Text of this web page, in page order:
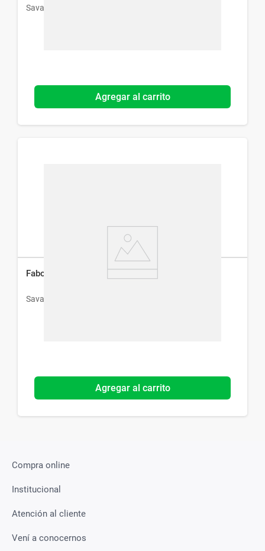
Savant Pharm
Agregar al carrito
Fabogesic Niños Sabor Tutti Frutti x 100 ml
Savant Pharm
Agregar al carrito
Compra online
Institucional
Atención al cliente
Vení a conocernos